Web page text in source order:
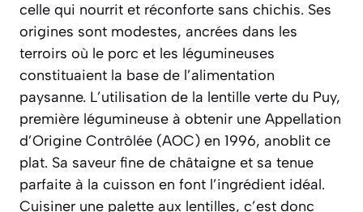
celle qui nourrit et réconforte sans chichis. Ses
origines sont modestes, ancrées dans les
terroirs où le porc et les légumineuses
constituaient la base de l’alimentation
paysanne. L’utilisation de la lentille verte du Puy,
première légumineuse à obtenir une Appellation
d’Origine Contrôlée (AOC) en 1996, anoblit ce
plat. Sa saveur fine de châtaigne et sa tenue
parfaite à la cuisson en font l’ingrédient idéal.
Cuisiner une palette aux lentilles, c’est donc